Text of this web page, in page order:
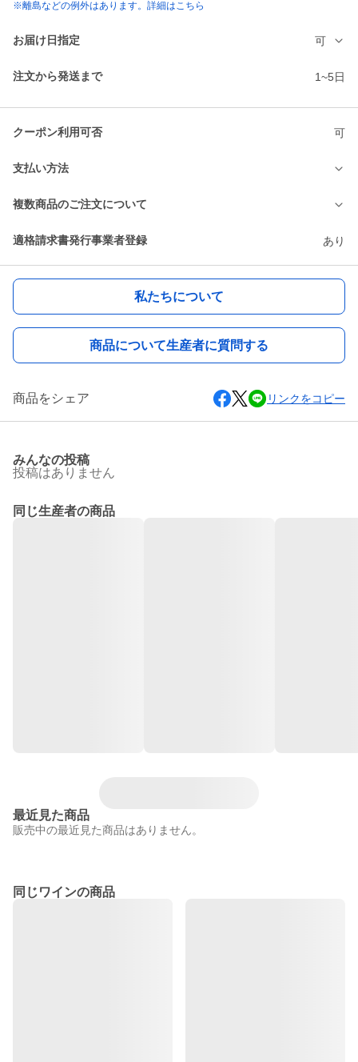
※離島などの例外はあります。詳細はこちら
お届け日指定 可
注文から発送まで 1~5日
クーポン利用可否 可
支払い方法
複数商品のご注文について
適格請求書発行事業者登録 あり
私たちについて
商品について生産者に質問する
商品をシェア リンクをコピー
みんなの投稿
投稿はありません
同じ生産者の商品
最近見た商品
販売中の最近見た商品はありません。
同じワインの商品